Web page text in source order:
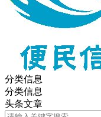
分类信息
分类信息
头条文章